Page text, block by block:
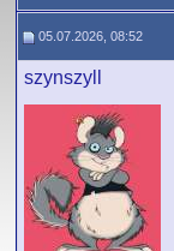
05.07.2026, 08:52
szynszyll